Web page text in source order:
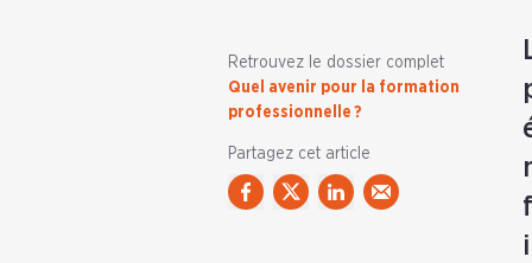
Retrouvez le dossier complet
Quel avenir pour la formation
professionnelle ?
Partagez cet article